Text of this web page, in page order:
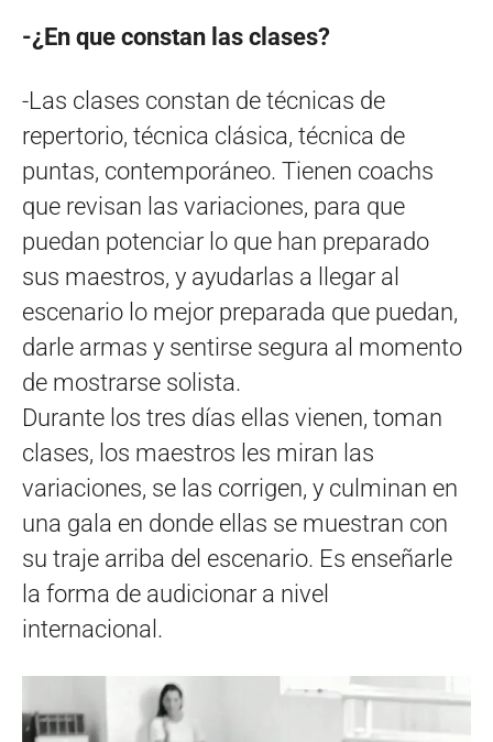
-¿En que constan las clases?
-Las clases constan de técnicas de
repertorio, técnica clásica, técnica de
puntas, contemporáneo. Tienen coachs
que revisan las variaciones, para que
puedan potenciar lo que han preparado
sus maestros, y ayudarlas a llegar al
escenario lo mejor preparada que puedan,
darle armas y sentirse segura al momento
de mostrarse solista.
Durante los tres días ellas vienen, toman
clases, los maestros les miran las
variaciones, se las corrigen, y culminan en
una gala en donde ellas se muestran con
su traje arriba del escenario. Es enseñarle
la forma de audicionar a nivel
internacional.